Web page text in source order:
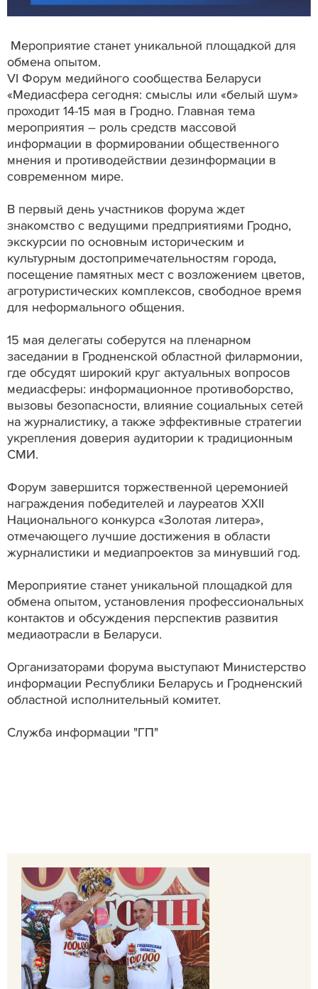
Мероприятие станет уникальной площадкой для
обмена опытом.
VI Форум медийного сообщества Беларуси
«Медиасфера сегодня: смыслы или «белый шум»
проходит 14-15 мая в Гродно. Главная тема
мероприятия – роль средств массовой
информации в формировании общественного
мнения и противодействии дезинформации в
современном мире.
В первый день участников форума ждет
знакомство с ведущими предприятиями Гродно,
экскурсии по основным историческим и
культурным достопримечательностям города,
посещение памятных мест с возложением цветов,
агротуристических комплексов, свободное время
для неформального общения.
15 мая делегаты соберутся на пленарном
заседании в Гродненской областной филармонии,
где обсудят широкий круг актуальных вопросов
медиасферы: информационное противоборство,
вызовы безопасности, влияние социальных сетей
на журналистику, а также эффективные стратегии
укрепления доверия аудитории к традиционным
СМИ.
Форум завершится торжественной церемонией
награждения победителей и лауреатов XXII
Национального конкурса «Золотая литера»,
отмечающего лучшие достижения в области
журналистики и медиапроектов за минувший год.
Мероприятие станет уникальной площадкой для
обмена опытом, установления профессиональных
контактов и обсуждения перспектив развития
медиаотрасли в Беларуси.
Организаторами форума выступают Министерство
информации Республики Беларусь и Гродненский
областной исполнительный комитет.
Служба информации "ГП"